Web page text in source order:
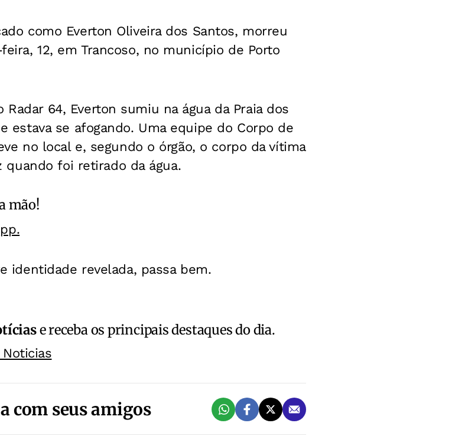
como Everton Oliveira dos Santos, morreu
12, em Trancoso, no município de Porto
64, Everton sumiu na água da Praia dos
estava se afogando. Uma equipe do Corpo de
no local e, segundo o órgão, o corpo da vítima
quando foi retirado da água.
mão!
identidade revelada, passa bem.
e receba os principais destaques do dia.
Noticias
com seus amigos